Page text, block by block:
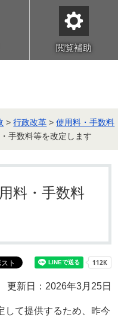
閲覧補助
>行政改革 >使用料・手数料
手数料等を改定します
料・手数料
更新日：2026年3月25日
して提供するため、昨今